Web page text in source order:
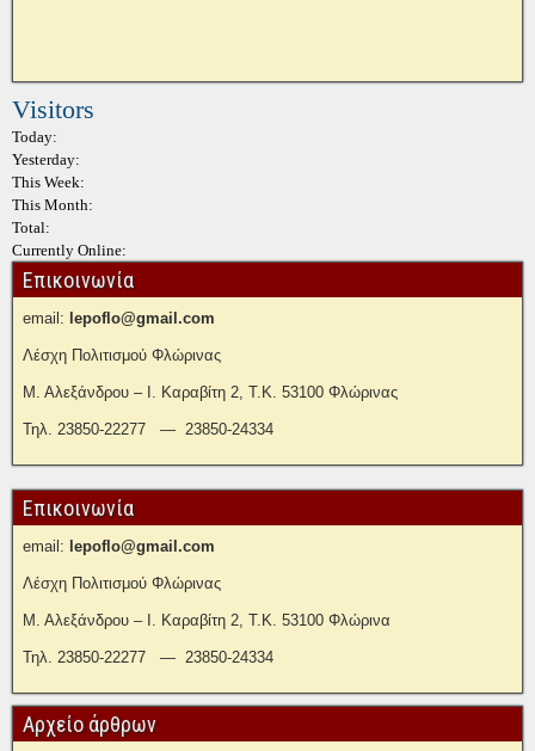
Visitors
Today:
Yesterday:
This Week:
This Month:
Total:
Currently Online:
Επικοινωνία
email: lepoflo@gmail.com
Λέσχη Πολιτισμού Φλώρινας
Μ. Αλεξάνδρου – Ι. Καραβίτη 2, Τ.Κ. 53100 Φλώρινας
Τηλ. 23850-22277 — 23850-24334
Επικοινωνία
email: lepoflo@gmail.com
Λέσχη Πολιτισμού Φλώρινας
Μ. Αλεξάνδρου – Ι. Καραβίτη 2, Τ.Κ. 53100 Φλώρινα
Τηλ. 23850-22277 — 23850-24334
Αρχείο άρθρων